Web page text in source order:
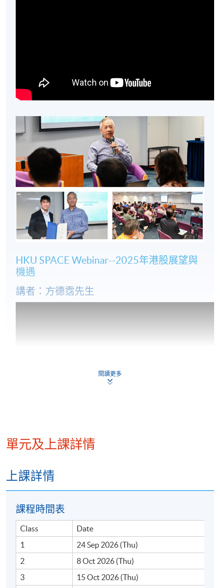
HKU SPACE Webinar--2025年港股展望與
機遇
講者：方德霑先生
詳情
修讀本課程須注意以下事項：
閱讀更多
單元及上課詳情
上課詳情
課程時間表
Class
Date
1
24 Sep 2026 (Thu)
2
8 Oct 2026 (Thu)
3
15 Oct 2026 (Thu)